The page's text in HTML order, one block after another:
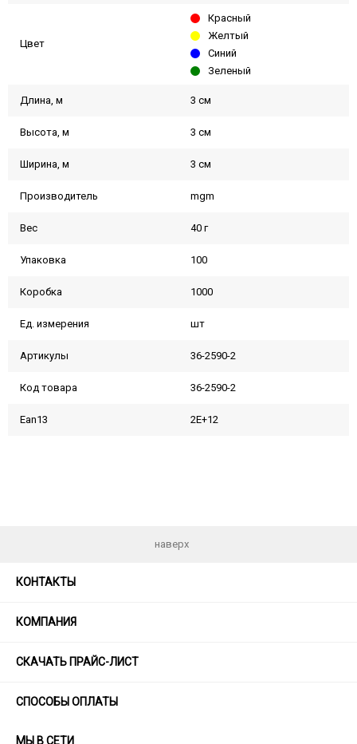
Цвет
Красный
Желтый
Синий
Зеленый
Длина, м 3 см
Высота, м 3 см
Ширина, м 3 см
Производитель mgm
Вес 40 г
Упаковка 100
Коробка 1000
Ед. измерения шт
Артикулы 36-2590-2
Код товара 36-2590-2
Ean13 2E+12
наверх
КОНТАКТЫ
КОМПАНИЯ
СКАЧАТЬ ПРАЙС-ЛИСТ
СПОСОБЫ ОПЛАТЫ
МЫ В СЕТИ